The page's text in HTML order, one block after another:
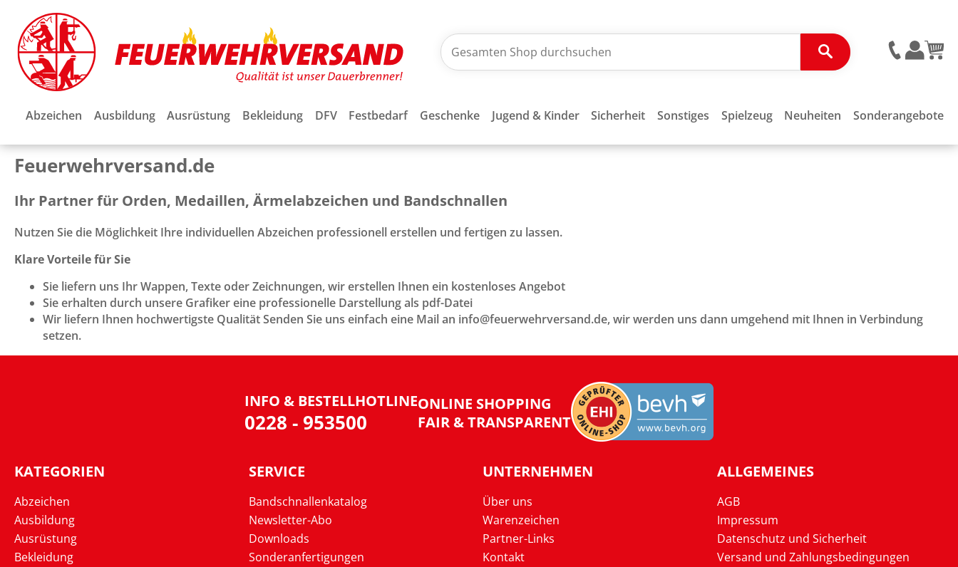
Abzeichen Ausbildung Ausrüstung Bekleidung DFV Festbedarf Geschenke Jugend & Kinder Sicherheit Sonstiges Spielzeug Neuheiten Sonderangebote
Feuerwehrversand.de
Ihr Partner für Orden, Medaillen, Ärmelabzeichen und Bandschnallen
Nutzen Sie die Möglichkeit Ihre individuellen Abzeichen professionell erstellen und fertigen zu lassen.
Klare Vorteile für Sie
Sie liefern uns Ihr Wappen, Texte oder Zeichnungen, wir erstellen Ihnen ein kostenloses Angebot
Sie erhalten durch unsere Grafiker eine professionelle Darstellung als pdf-Datei
Wir liefern Ihnen hochwertigste Qualität Senden Sie uns einfach eine Mail an info@feuerwehrversand.de, wir werden uns dann umgehend mit Ihnen in Verbindung
setzen.
INFO & BESTELLHOTLINE
0228 - 953500
ONLINE SHOPPING
FAIR & TRANSPARENT
KATEGORIEN
Abzeichen
Ausbildung
Ausrüstung
Bekleidung
SERVICE
Bandschnallenkatalog
Newsletter-Abo
Downloads
Sonderanfertigungen
UNTERNEHMEN
Über uns
Warenzeichen
Partner-Links
Kontakt
ALLGEMEINES
AGB
Impressum
Datenschutz und Sicherheit
Versand und Zahlungsbedingungen